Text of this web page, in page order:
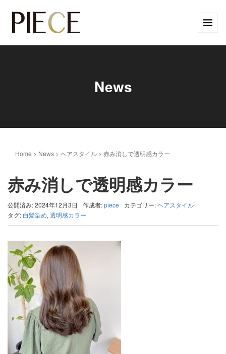
News
Home > News > ヘアスタイル > 赤み消しで透明感カラー
赤み消しで透明感カラー
公開済み: 2024年12月3日 作成者:piece カテゴリー:ヘアスタイル
タグ: 白髪染め, 透明感カラー